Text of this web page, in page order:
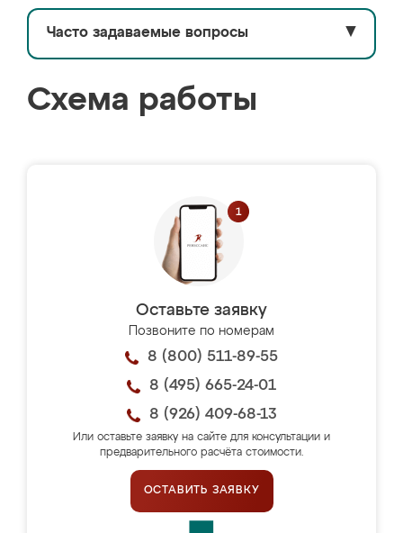
Часто задаваемые вопросы ▼
Схема работы
Оставьте заявку
Позвоните по номерам
8 (800) 511-89-55
8 (495) 665-24-01
8 (926) 409-68-13
Или оставьте заявку на сайте для консультации и
предварительного расчёта стоимости.
ОСТАВИТЬ ЗАЯВКУ